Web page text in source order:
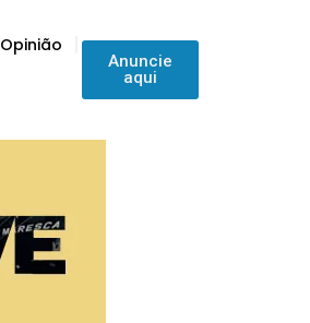
Opinião
Anuncie
aqui